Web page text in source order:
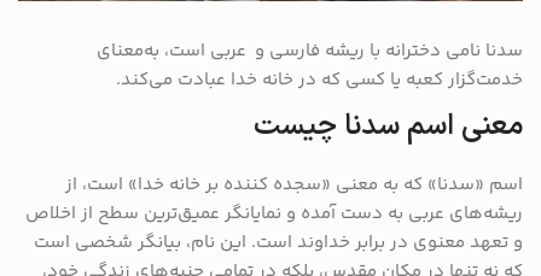
سدنا نامی دخترانه با ریشه فارسی و عربی است، به‌معنای
خدمت‌گزار کعبه یا کسی که در خانه خدا عبادت می‌کند.
معنی اسم سدنا چیست
اسم «سدنا» که به معنی «سجده کننده بر خانه خدا» است، از
ریشه‌های عربی به دست آمده و نمایانگر عمیق‌ترین سطح از اخلاص
و تعهد معنوی در برابر خداوند است. این نام، بیانگر شخصی است